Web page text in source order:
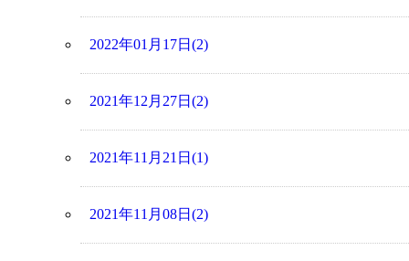
2022年01月17日(2)
2021年12月27日(2)
2021年11月21日(1)
2021年11月08日(2)